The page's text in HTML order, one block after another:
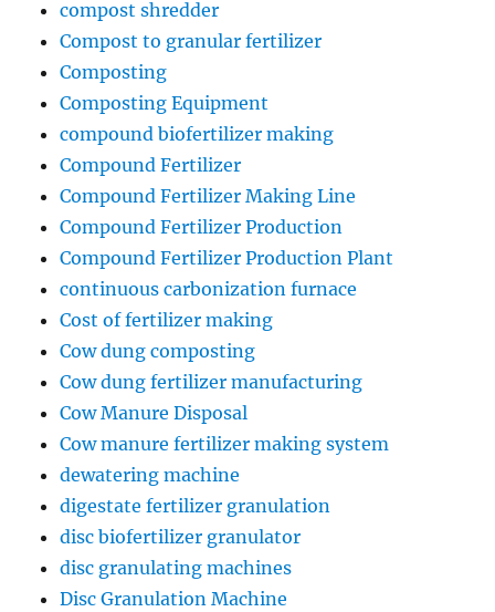
compost shredder
Compost to granular fertilizer
Composting
Composting Equipment
compound biofertilizer making
Compound Fertilizer
Compound Fertilizer Making Line
Compound Fertilizer Production
Compound Fertilizer Production Plant
continuous carbonization furnace
Cost of fertilizer making
Cow dung composting
Cow dung fertilizer manufacturing
Cow Manure Disposal
Cow manure fertilizer making system
dewatering machine
digestate fertilizer granulation
disc biofertilizer granulator
disc granulating machines
Disc Granulation Machine